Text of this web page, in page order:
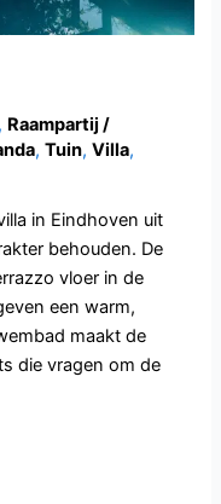
, Raampartij /
,Tuin,Villa,
in Eindhoven uit
behouden. De
vloer in de
een warm,
maakt de
die vragen om de